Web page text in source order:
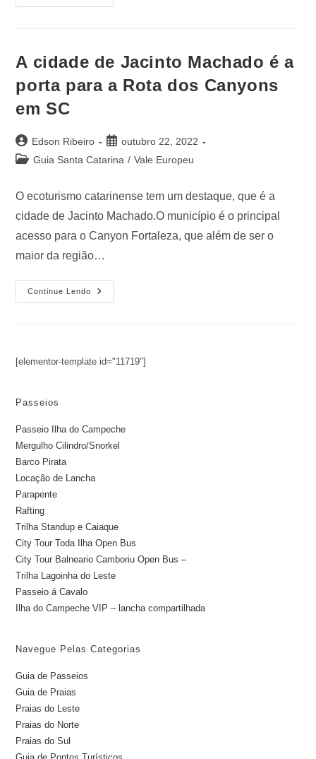
A cidade de Jacinto Machado é a
porta para a Rota dos Canyons
em SC
Edson Ribeiro
outubro 22, 2022
Guia Santa Catarina / Vale Europeu
O ecoturismo catarinense tem um destaque, que é a
cidade de Jacinto Machado.O município é o principal
acesso para o Canyon Fortaleza, que além de ser o
maior da região…
Continue Lendo
[elementor-template id="11719"]
Passeios
Passeio Ilha do Campeche
Mergulho Cilindro/Snorkel
Barco Pirata
Locação de Lancha
Parapente
Rafting
Trilha Standup e Caiaque
City Tour Toda Ilha Open Bus
City Tour Balneario Camboriu Open Bus –
Trilha Lagoinha do Leste
Passeio á Cavalo
Ilha do Campeche VIP – lancha compartilhada
Navegue Pelas Categorias
Guia de Passeios
Guia de Praias
Praias do Leste
Praias do Norte
Praias do Sul